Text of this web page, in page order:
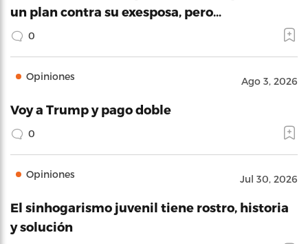
un plan contra su exesposa, pero…
0
Opiniones Ago 3, 2026
Voy a Trump y pago doble
0
Opiniones Jul 30, 2026
El sinhogarismo juvenil tiene rostro, historia
y solución